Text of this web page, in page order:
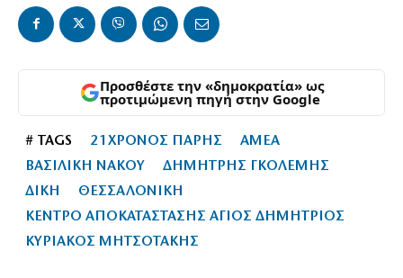
Προσθέστε την «δημοκρατία» ως
προτιμώμενη πηγή στην Google
# TAGS 21ΧΡΟΝΟΣ ΠΑΡΗΣ
ΑΜΕΑ
ΒΑΣΙΛΙΚΗ ΝΑΚΟΥ
ΔΗΜΗΤΡΗΣ ΓΚΟΛΕΜΗΣ
ΔΙΚΗ
ΘΕΣΣΑΛΟΝΙΚΗ
ΚΕΝΤΡΟ ΑΠΟΚΑΤΑΣΤΑΣΗΣ ΑΓΙΟΣ ΔΗΜΗΤΡΙΟΣ
ΚΥΡΙΑΚΟΣ ΜΗΤΣΟΤΑΚΗΣ